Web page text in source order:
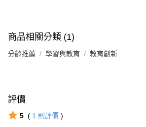
商品相關分類 (1)
分齡推薦 學習與教育 教育創新
評價
5 ( 1 則評價 )